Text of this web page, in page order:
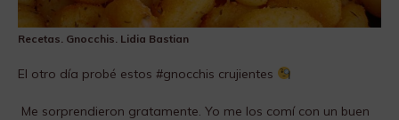
Recetas. Gnocchis. Lidia Bastian
El otro día probé estos #gnocchis crujientes
Me sorprendieron gratamente. Yo me los comí con un buen